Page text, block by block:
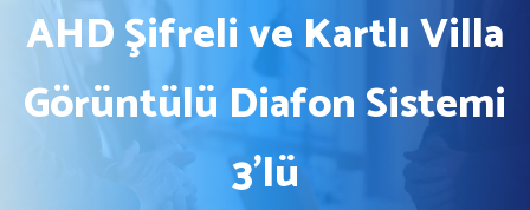
AHD Şifreli ve Kartlı Villa
Görüntülü Diafon Sistemi
3’lü